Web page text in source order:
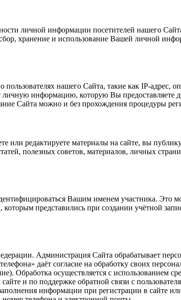
личной информации посетителей нашего
хранение и использование Вашей личной
нашего Сайта, такие как IP-адрес,
личную информацию, которую Вы предоставляете
Сайта можно и без прохождения процедуры
или редактируете материалы на сайте, вы
полезных советов, материалов, личных
Вашим именем участника. Это
представились при создании учётной
Администрация Сайта обрабатывает
даёт согласие на обработку своих
Обработка осуществляется с использованием
и по поддержке обратной связи с
информации при регистрации в сайте